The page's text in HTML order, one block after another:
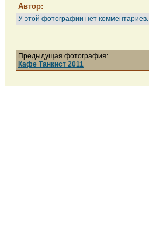
Автор:
У этой фотографии нет комментариев.
Предыдущая фотография:
Кафе Танкист 2011